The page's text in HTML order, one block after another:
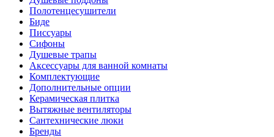
Полотенцесушители
Биде
Писсуары
Сифоны
Душевые трапы
Аксессуары для ванной комнаты
Комплектующие
Дополнительные опции
Керамическая плитка
Вытяжные вентиляторы
Сантехнические люки
Бренды